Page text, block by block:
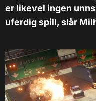
er likevel ingen
uferdig spill, slår